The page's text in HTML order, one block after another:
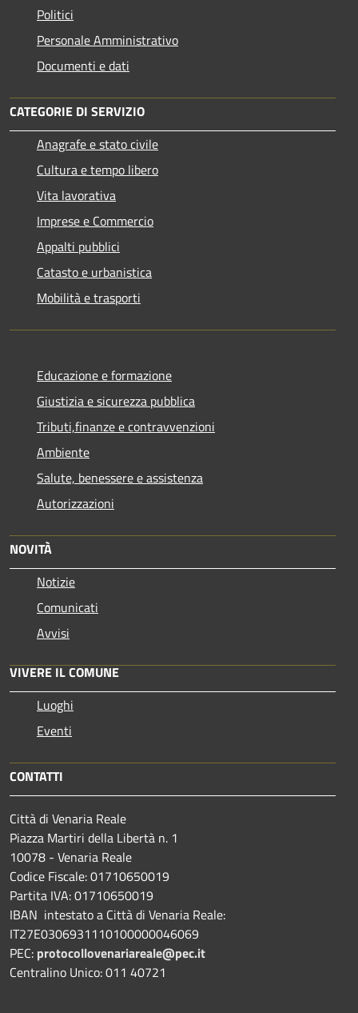
Politici
Personale Amministrativo
Documenti e dati
CATEGORIE DI SERVIZIO
Anagrafe e stato civile
Cultura e tempo libero
Vita lavorativa
Imprese e Commercio
Appalti pubblici
Catasto e urbanistica
Mobilità e trasporti
Educazione e formazione
Giustizia e sicurezza pubblica
Tributi,finanze e contravvenzioni
Ambiente
Salute, benessere e assistenza
Autorizzazioni
NOVITÀ
Notizie
Comunicati
Avvisi
VIVERE IL COMUNE
Luoghi
Eventi
CONTATTI
Città di Venaria Reale
Piazza Martiri della Libertà n. 1
10078 - Venaria Reale
Codice Fiscale: 01710650019
Partita IVA: 01710650019
IBAN intestato a Città di Venaria Reale:
IT27E0306931110100000046069
PEC: protocollovenariareale@pec.it
Centralino Unico: 011 40721
Informazioni sui cookie
Questo sito web utilizza cookie tecnici e assimilati strettamente
necessari al corretto funzionamento e alla navigazione del sito,
informazioni statistiche, aggregate e anonime.
Per maggiori dettagli, può consultare la cookie policy al seguente
ACCETTA TUTTO